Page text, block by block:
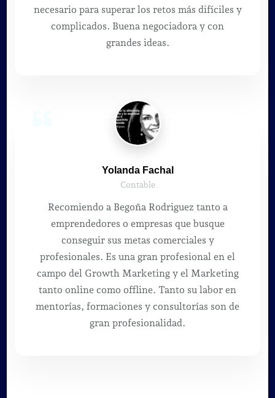
necesario para superar los retos más difíciles y
complicados. Buena negociadora y con
grandes ideas.
Yolanda Fachal
Contable
Recomiendo a Begoña Rodriguez tanto a
emprendedores o empresas que busque
conseguir sus metas comerciales y
profesionales. Es una gran profesional en el
campo del Growth Marketing y el Marketing
tanto online como offline. Tanto su labor en
mentorías, formaciones y consultorías son de
gran profesionalidad.